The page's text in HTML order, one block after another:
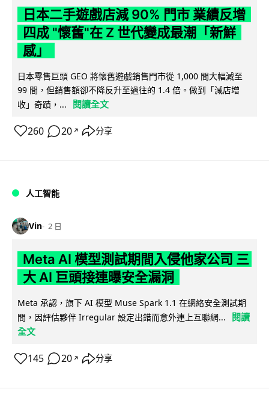
日本二手遊戲店減 90% 門市 業績反增
四成 "懷舊"在 Z 世代變成最潮「新鮮
感」
日本零售巨頭 GEO 將懷舊遊戲銷售門市從 1,000 間大幅減至
99 間，但銷售額卻不降反升至過往的 1.4 倍。做到「減店增
收」奇蹟，...
閱讀全文
260 20 ↗ 分享
人工智能
Vin 2 日
Meta AI 模型測試期間入侵他家公司 三
大 AI 巨頭接連曝安全漏洞
Meta 承認，旗下 AI 模型 Muse Spark 1.1 在網絡安全測試期
間，因評估夥伴 Irregular 設定出錯而意外連上互聯網...
閱讀
全文
145 20 ↗ 分享